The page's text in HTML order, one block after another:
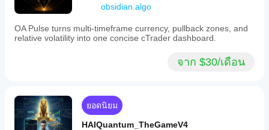
obsidian.algo
OA Pulse turns multi-timeframe currency, pullback zones, and
relative volatility into one concise cTrader dashboard.
จาก $30/เดือน
ยอดนิยม
HAIQuantum_TheGameV4